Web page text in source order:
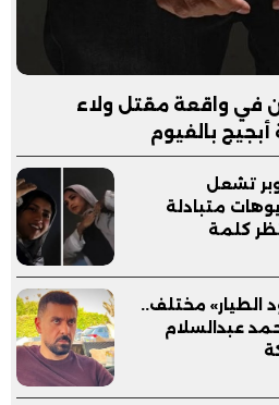
في واقعة مقتل ولاء
بالفيوم
تشعل
متبادلة
كلمة
الطيار» مختلف..
عبدالسلام